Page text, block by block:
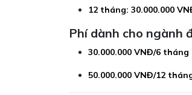
12 tháng: 30.000.000
Phí dành cho ngành
30.000.000 VNĐ/6 tháng
50.000.000 VNĐ/12